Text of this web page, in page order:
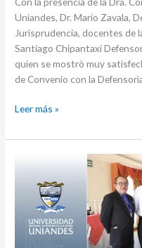
Uniandes, Dr. Mario Zavala,
Jurisprudencia, docentes de
Santiago Chipantaxi
quien se mostrò muy
de Convenio con la
Leer más »
realizó
encuentro